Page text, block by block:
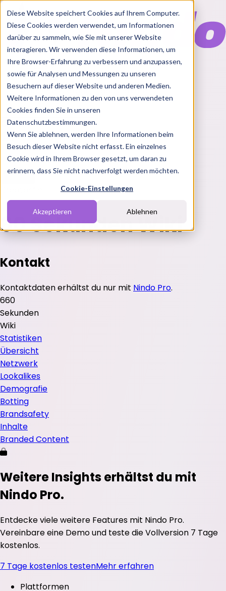
Diese Website speichert Cookies auf Ihrem Computer.
Diese Cookies werden verwendet, um Informationen
darüber zu sammeln, wie Sie mit unserer Website
interagieren. Wir verwenden diese Informationen, um
Ihre Browser-Erfahrung zu verbessern und anzupassen,
sowie für Analysen und Messungen zu unseren
Besuchern auf dieser Website und anderen Medien.
Weitere Informationen zu den von uns verwendeten
Cookies finden Sie in unseren
Datenschutzbestimmungen.
Wenn Sie ablehnen, werden Ihre Informationen beim
Besuch dieser Website nicht erfasst. Ein einzelnes
Cookie wird in Ihrem Browser gesetzt, um daran zu
erinnern, dass Sie nicht nachverfolgt werden möchten.
Cookie-Einstellungen
Akzeptieren Ablehnen
Features
Solutions
BlogChartsRabatt CodesPakete
Login
60 Sekunden Wiki
Kontakt
Kontaktdaten erhältst du nur mit Nindo Pro.
660
Sekunden
Wiki
Statistiken
Übersicht
Netzwerk
Lookalikes
Demografie
Botting
Brandsafety
Inhalte
Branded Content
Weitere Insights erhältst du mit
Nindo Pro.
Entdecke viele weitere Features mit Nindo Pro.
Vereinbare eine Demo und teste die Vollversion 7 Tage
kostenlos.
7 Tage kostenlos testenMehr erfahren
Plattformen